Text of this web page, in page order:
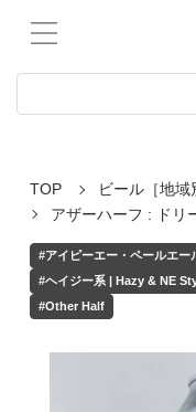
TOP ビール［地
アザーハーフ : ドリ
#アイピーエー・ペールエ
#ヘイジー系 | Hazy & NE
#Other Half